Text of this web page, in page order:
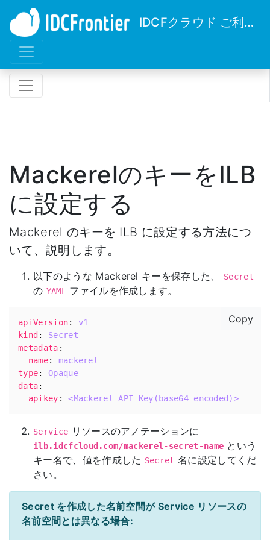
IDCFクラウド ご利用ガイド
MackerelのキーをILB
に設定する
Mackerel のキーを ILB に設定する方法につ
いて、説明します。
以下のような Mackerel キーを保存した、 Secret
の YAML ファイルを作成します。
Copy
apiVersion:
v1
kind :
Secret
metadata :
name:
mackerel
type:
Opaque
data:
apikey : <Mackerel API Key(base64 encoded)>
Service リソースのアノテーションに
ilb.idcfcloud.com/mackerel-secret-name という
キー名で、値を作成した Secret 名に設定してくだ
さい。
Secret を作成した名前空間が Service リソースの
名前空間とは異なる場合: